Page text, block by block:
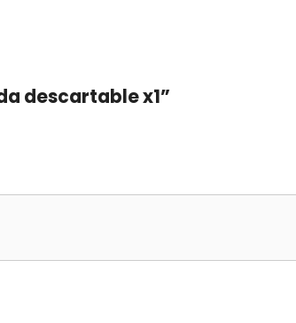
descartable x1”